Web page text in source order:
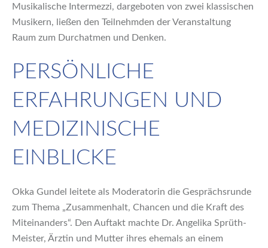
Musikalische Intermezzi, dargeboten von zwei klassischen
Musikern, ließen den Teilnehmden der Veranstaltung
Raum zum Durchatmen und Denken.
PERSÖNLICHE
ERFAHRUNGEN UND
MEDIZINISCHE
EINBLICKE
Okka Gundel leitete als Moderatorin die Gesprächsrunde
zum Thema „Zusammenhalt, Chancen und die Kraft des
Miteinanders“. Den Auftakt machte Dr. Angelika Sprüth-
Meister, Ärztin und Mutter ihres ehemals an einem